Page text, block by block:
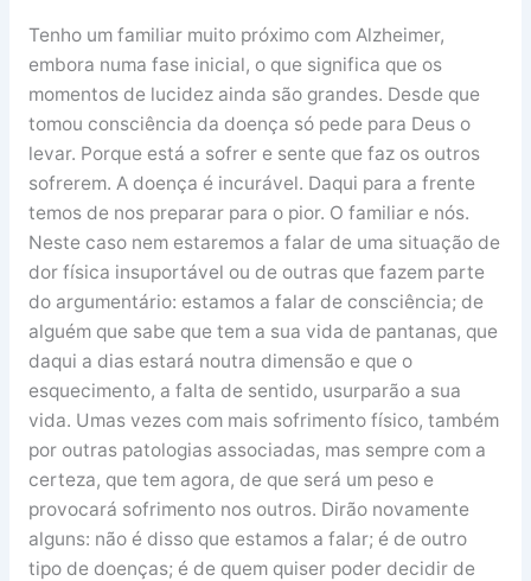
Tenho um familiar muito próximo com Alzheimer,
embora numa fase inicial, o que significa que os
momentos de lucidez ainda são grandes. Desde que
tomou consciência da doença só pede para Deus o
levar. Porque está a sofrer e sente que faz os outros
sofrerem. A doença é incurável. Daqui para a frente
temos de nos preparar para o pior. O familiar e nós.
Neste caso nem estaremos a falar de uma situação de
dor física insuportável ou de outras que fazem parte
do argumentário: estamos a falar de consciência; de
alguém que sabe que tem a sua vida de pantanas, que
daqui a dias estará noutra dimensão e que o
esquecimento, a falta de sentido, usurparão a sua
vida. Umas vezes com mais sofrimento físico, também
por outras patologias associadas, mas sempre com a
certeza, que tem agora, de que será um peso e
provocará sofrimento nos outros. Dirão novamente
alguns: não é disso que estamos a falar; é de outro
tipo de doenças; é de quem quiser poder decidir de